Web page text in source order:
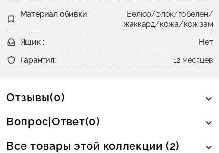
Материал обивки:
Велюр/флок/гобелен/
жаккард/кожа/кож.зам
Ящик :
Нет
Гарантия:
12 месяцев
Отзывы(0)
Вопрос|Ответ(0)
Все товары этой коллекции (2)